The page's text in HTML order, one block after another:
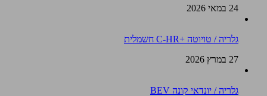
24 במאי 2026
גלריה / טויוטה +C-HR חשמלית
27 במרץ 2026
גלריה / יונדאי קונה BEV